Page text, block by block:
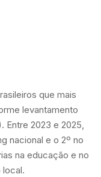
que mais
levantamento
Entre 2023 e 2025,
nacional e o 2º no
na educação e no